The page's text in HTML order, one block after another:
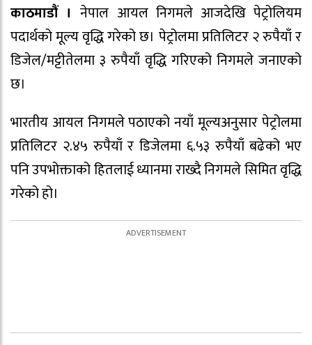
काठमाडौं ।नेपाल आयल निगमले आजदेखि पेट्रोलियम
पदार्थको मूल्य वृद्धि गरेको छ। पेट्रोलमा प्रतिलिटर २ रुपैयाँ र
डिजेल/मट्टीतेलमा ३ रुपैयाँ वृद्धि गरिएको निगमले जनाएको
छ।
भारतीय आयल निगमले पठाएको नयाँ मूल्यअनुसार पेट्रोलमा
प्रतिलिटर २.४५ रुपैयाँ र डिजेलमा ६.५३ रुपैयाँ बढेको भए
पनि उपभोक्ताको हितलाई ध्यानमा राख्दै निगमले सिमित वृद्धि
गरेको हो।